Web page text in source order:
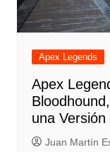
Apex Legends
Apex
una Versión
Juan Martín